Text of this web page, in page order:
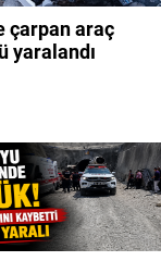
çarpan araç
yaralandı